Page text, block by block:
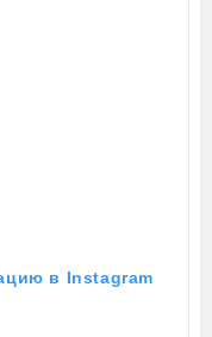
в Instagram